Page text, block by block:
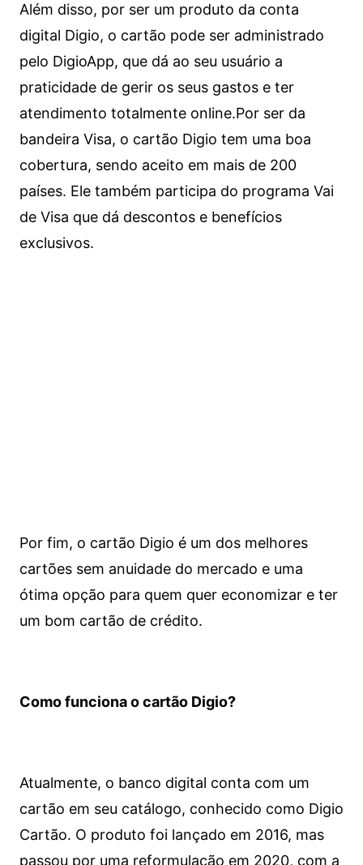
Além disso, por ser um produto da conta
digital Digio, o cartão pode ser administrado
pelo DigioApp, que dá ao seu usuário a
praticidade de gerir os seus gastos e ter
atendimento totalmente online.Por ser da
bandeira Visa, o cartão Digio tem uma boa
cobertura, sendo aceito em mais de 200
países. Ele também participa do programa Vai
de Visa que dá descontos e benefícios
exclusivos.
Por fim, o cartão Digio é um dos melhores
cartões sem anuidade do mercado e uma
ótima opção para quem quer economizar e ter
um bom cartão de crédito.
Como funciona o cartão Digio?
Atualmente, o banco digital conta com um
cartão em seu catálogo, conhecido como Digio
Cartão. O produto foi lançado em 2016, mas
passou por uma reformulação em 2020, com a